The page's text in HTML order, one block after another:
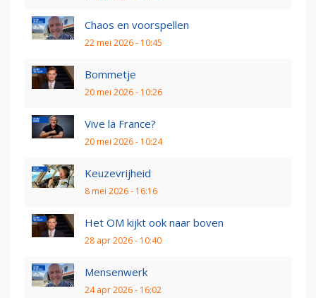
Chaos en voorspellen
22 mei 2026 - 10:45
Bommetje
20 mei 2026 - 10:26
Vive la France?
20 mei 2026 - 10:24
Keuzevrijheid
8 mei 2026 - 16:16
Het OM kijkt ook naar boven
28 apr 2026 - 10:40
Mensenwerk
24 apr 2026 - 16:02